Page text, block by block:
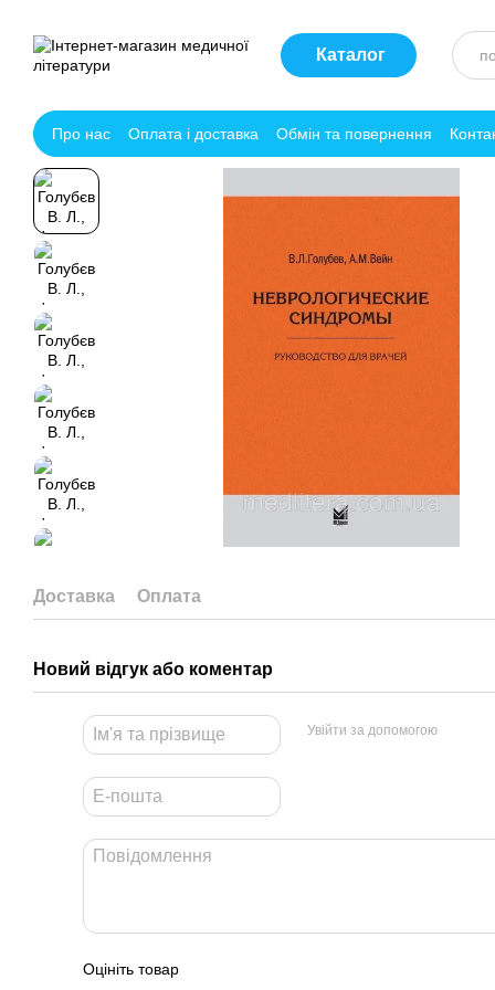
Каталог
Про нас Оплата і доставка Обмін та повернення
Доставка Оплата
Новий відгук або коментар
Увійти за допомогою
Оцініть товар